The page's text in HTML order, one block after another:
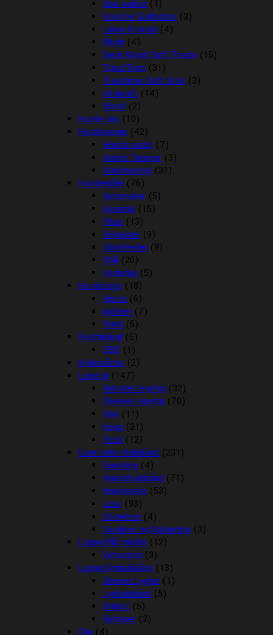
Kiwi walker (1)
Kornfrie Godbidder (3)
Lakse Krønch (4)
Mush (4)
Semi Moist Soft Treats (15)
TreatTime (31)
Treattime Soft Snak (3)
Vitakraft (14)
Woolf (2)
Hunde sko (10)
Hundesenge (42)
Hunde puder (7)
Hunde Tæpper (3)
Hundesenge (31)
Hundeskåle (76)
Automater (5)
Keramik (15)
Plast (13)
Rejsesæt (9)
Slowfeeder (8)
Stål (20)
Underlag (5)
Hundetegn (18)
Hjerte (6)
kødben (7)
Rund (5)
Kosttilskud (5)
CBD (1)
Kølemåtter (2)
Legetøj (147)
Aktivitet legetøj (32)
Diverse Legetøj (70)
Kiwi (11)
Kong (21)
Petit (12)
Liner/seler/halsbånd (231)
Bandana (4)
Hundehalsbånd (71)
Hundeseler (53)
Liner (93)
Showliner (4)
Sporliner og Opbinding (3)
Loppe/flåt midler (12)
Vetocanis (3)
Lygter/lyshalsbånd (13)
Diverse Lygter (1)
Lyshalsbånd (5)
Orbiloc (5)
Reflexer (2)
Olie (4)